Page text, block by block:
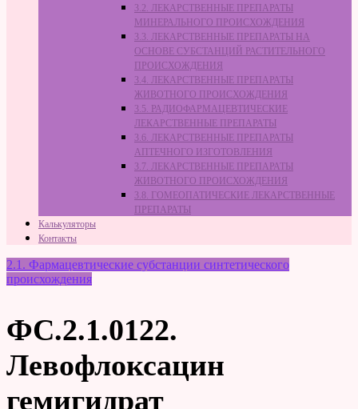
3.2. ЛЕКАРСТВЕННЫЕ ПРЕПАРАТЫ
МИНЕРАЛЬНОГО ПРОИСХОЖДЕНИЯ
3.3. ЛЕКАРСТВЕННЫЕ ПРЕПАРАТЫ НА
ОСНОВЕ СУБСТАНЦИЙ РАСТИТЕЛЬНОГО
ПРОИСХОЖДЕНИЯ
3.4. ЛЕКАРСТВЕННЫЕ ПРЕПАРАТЫ
ЖИВОТНОГО ПРОИСХОЖДЕНИЯ
3.5. РАДИОФАРМАЦЕВТИЧЕСКИЕ
ЛЕКАРСТВЕННЫЕ ПРЕПАРАТЫ
3.6. ЛЕКАРСТВЕННЫЕ ПРЕПАРАТЫ
АПТЕЧНОГО ИЗГОТОВЛЕНИЯ
3.7. ЛЕКАРСТВЕННЫЕ ПРЕПАРАТЫ
ЖИВОТНОГО ПРОИСХОЖДЕНИЯ
3.8. ГОМЕОПАТИЧЕСКИЕ ЛЕКАРСТВЕННЫЕ
ПРЕПАРАТЫ
Калькуляторы
Контакты
2.1. Фармацевтические субстанции синтетического
происхождения
ФС.2.1.0122.
Левофлоксацин
гемигидрат